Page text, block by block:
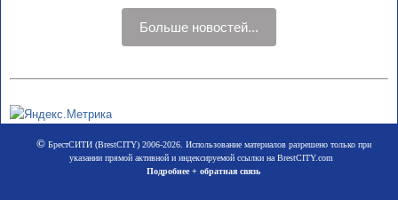
Больше новостей...
©БрестСИТИ (BrestCITY) 2006-2026. Использование материалов разрешено только при
указании прямой активной и индексируемой ссылки на BrestCITY.com
Подробнее + обратная связь